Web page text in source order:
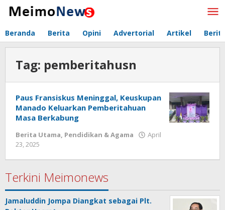
Lewati
Beranda Berita Opini Advertorial Artikel
Tag: pemberitahusn
Paus Fransiskus Meninggal, Keuskupan
Manado Keluarkan Pemberitahuan
Masa Berkabung
Berita Utama, Pendidikan & Agama
April
23, 2025
Terkini Meimonews
Jamaluddin Jompa Diangkat sebagai Plt.